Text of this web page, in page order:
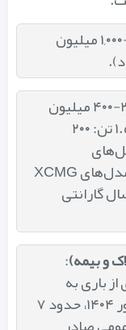
: ۹۵۰-۱,۰۰۰ میلیون
: ۲۰۰-۴۰۰ میلیون
تومان، بسته به ظرفیت جرثقیل (۱.۵ تن: ۲۰۰
هیدرولیکی تمام اتوماتیک، مانند مدل‌های XCMG
دارند و تا ۵ سال گارانتی
بیمه):
باری به
یدک‌کش، طبق مصوبات پلیس راهور ۱۴۰۴، حدود ۷